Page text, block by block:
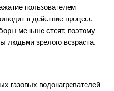
пользователем
в действие процесс
меньше стоят, поэтому
людьми зрелого возраста.
газовых водонагревателей